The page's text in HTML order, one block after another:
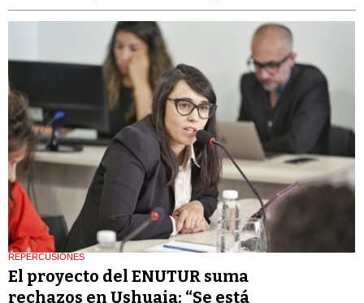
REPERCUSIONES
El proyecto del ENUTUR suma
rechazos en Ushuaia: “Se está